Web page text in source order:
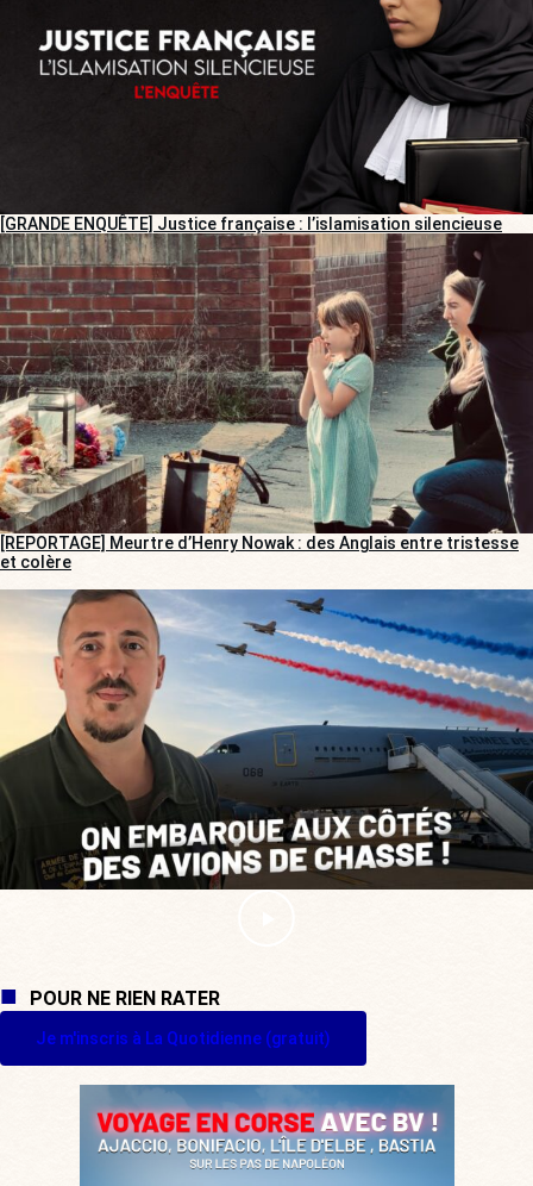
[GRANDE ENQUÊTE] Justice française : l’islamisation silencieuse
[REPORTAGE] Meurtre d’Henry Nowak : des Anglais entre tristesse
et colère
POUR NE RIEN RATER
Je m'inscris à La Quotidienne (gratuit)